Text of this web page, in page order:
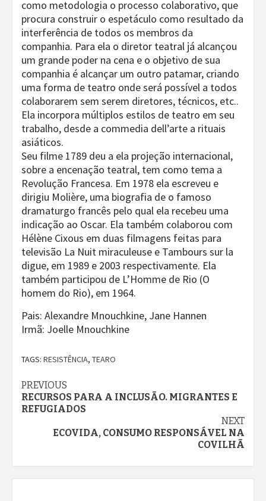
como metodologia o processo colaborativo, que
procura construir o espetáculo como resultado da
interferência de todos os membros da
companhia. Para ela o diretor teatral já alcançou
um grande poder na cena e o objetivo de sua
companhia é alcançar um outro patamar, criando
uma forma de teatro onde será possível a todos
colaborarem sem serem diretores, técnicos, etc..
Ela incorpora múltiplos estilos de teatro em seu
trabalho, desde a commedia dell’arte a rituais
asiáticos.
Seu filme 1789 deu a ela projeção internacional,
sobre a encenação teatral, tem como tema a
Revolução Francesa. Em 1978 ela escreveu e
dirigiu Molière, uma biografia de o famoso
dramaturgo francês pelo qual ela recebeu uma
indicação ao Oscar. Ela também colaborou com
Hélène Cixous em duas filmagens feitas para
televisão La Nuit miraculeuse e Tambours sur la
digue, em 1989 e 2003 respectivamente. Ela
também participou de L’Homme de Rio (O
homem do Rio), em 1964.
Pais: Alexandre Mnouchkine, Jane Hannen
Irmã: Joelle Mnouchkine
TAGS: RESISTÊNCIA, TEARO
Continue
Reading
PREVIOUS
RECURSOS PARA A INCLUSÃO. MIGRANTES E
REFUGIADOS
NEXT
ECOVIDA, CONSUMO RESPONSÁVEL NA
COVILHÃ